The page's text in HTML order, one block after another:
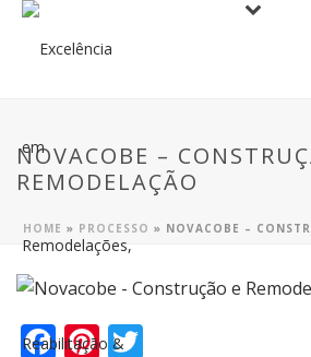
NOVACOBE –
REMODELAÇÃO
HOME » PROCESSO » NOVACOBE –
F Pi